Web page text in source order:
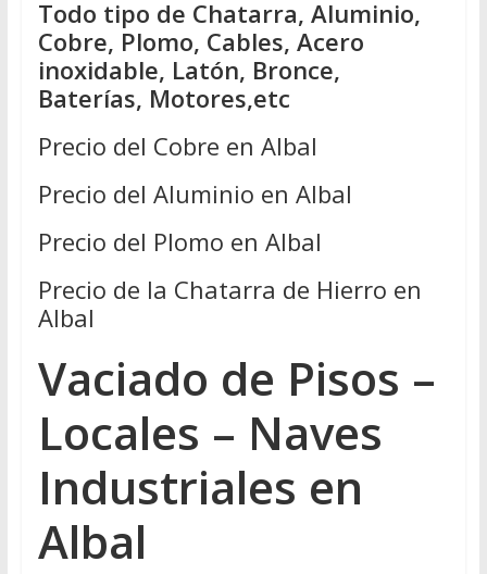
Todo tipo de Chatarra, Aluminio,
Cobre, Plomo, Cables, Acero
inoxidable, Latón, Bronce,
Baterías, Motores,etc
Precio del Cobre en Albal
Precio del Aluminio en Albal
Precio del Plomo en Albal
Precio de la Chatarra de Hierro en
Albal
Vaciado de Pisos –
Locales – Naves
Industriales en
Albal